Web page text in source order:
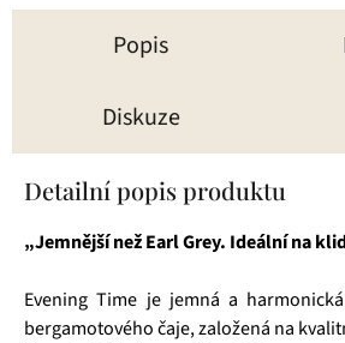
Popis
Diskuze
Detailní popis produktu
„Jemnější než Earl Grey. Ideální na
Evening Time je jemná a
bergamotového čaje, založená na